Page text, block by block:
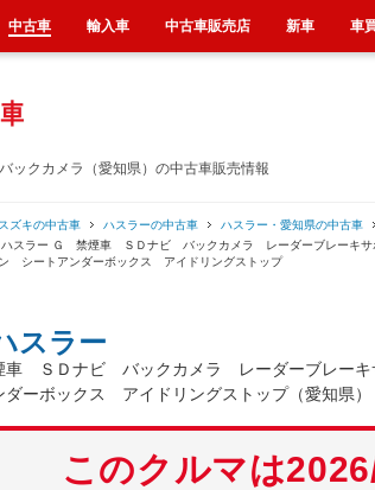
クカメラ（愛知県）の中古車販売情報
スズキの中古車 ハスラーの中古車 ハスラー・愛知県の中古車
ハスラー Ｇ 禁煙車 ＳＤナビ バックカメラ レーダーブレーキ
シートアンダーボックス アイドリングストップ
スラー
ＳＤナビ バックカメラ レーダーブレー
ダーボックス アイドリングストップ（愛知県）
このクルマは
中古車 輸入車 中古車販売店 新車 車